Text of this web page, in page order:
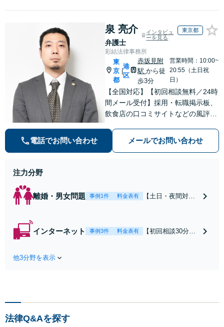
泉 亮介
弁護士
インタビュ
ーを見る
東京都
彩結法律事務所
東
京
都
港
区
赤坂見附
駅 から徒
歩3分
営業時間：10:00~
20:55（土日祝
日）
【全国対応】【初回相談無料／24時
間メール受付】採用・転職掲示板、
飲食店の口コミサイトなどの風評被
の種類を問わず相談可。可能な限り
早期対応で駆けつけサポート【労
電話でお問い合わせ メールでお問い合わせ
注力分野
離婚・男女問題 事例1件 料金表有
【土日・夜間対応
れたら、サインす
インターネット 事例3件 料金表有
【初回相談30分無
お店の風評被害対
他3分野を表示
法律Q&Aを探す